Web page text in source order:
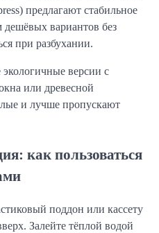
предлагают стабильное
дешёвых вариантов без
при разбухании.
версии с
или древесной
и лучше пропускают
как пользоваться
поддон или кассету
Залейте тёплой водой